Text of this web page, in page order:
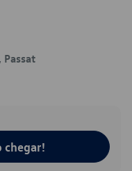
Passat
chegar!